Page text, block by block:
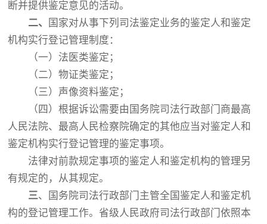
断并提供鉴定意见的活动。
二、
国家对从事下列司法鉴定业务的鉴定人和鉴定
机构实行登记管理制度：
（一）法医类鉴定；
（二）物证类鉴定；
（三）声像资料鉴定；
（四）根据诉讼需要由国务院司法行政部门商最高
人民法院、最高人民检察院确定的其他应当对鉴定人和
鉴定机构实行登记管理的鉴定事项。
法律对前款规定事项的鉴定人和鉴定机构的管理另
有规定的，从其规定。
三、国务院司法行政部门主管全国鉴定人和鉴定机
构的登记管理工作。省级人民政府司法行政部门依照本